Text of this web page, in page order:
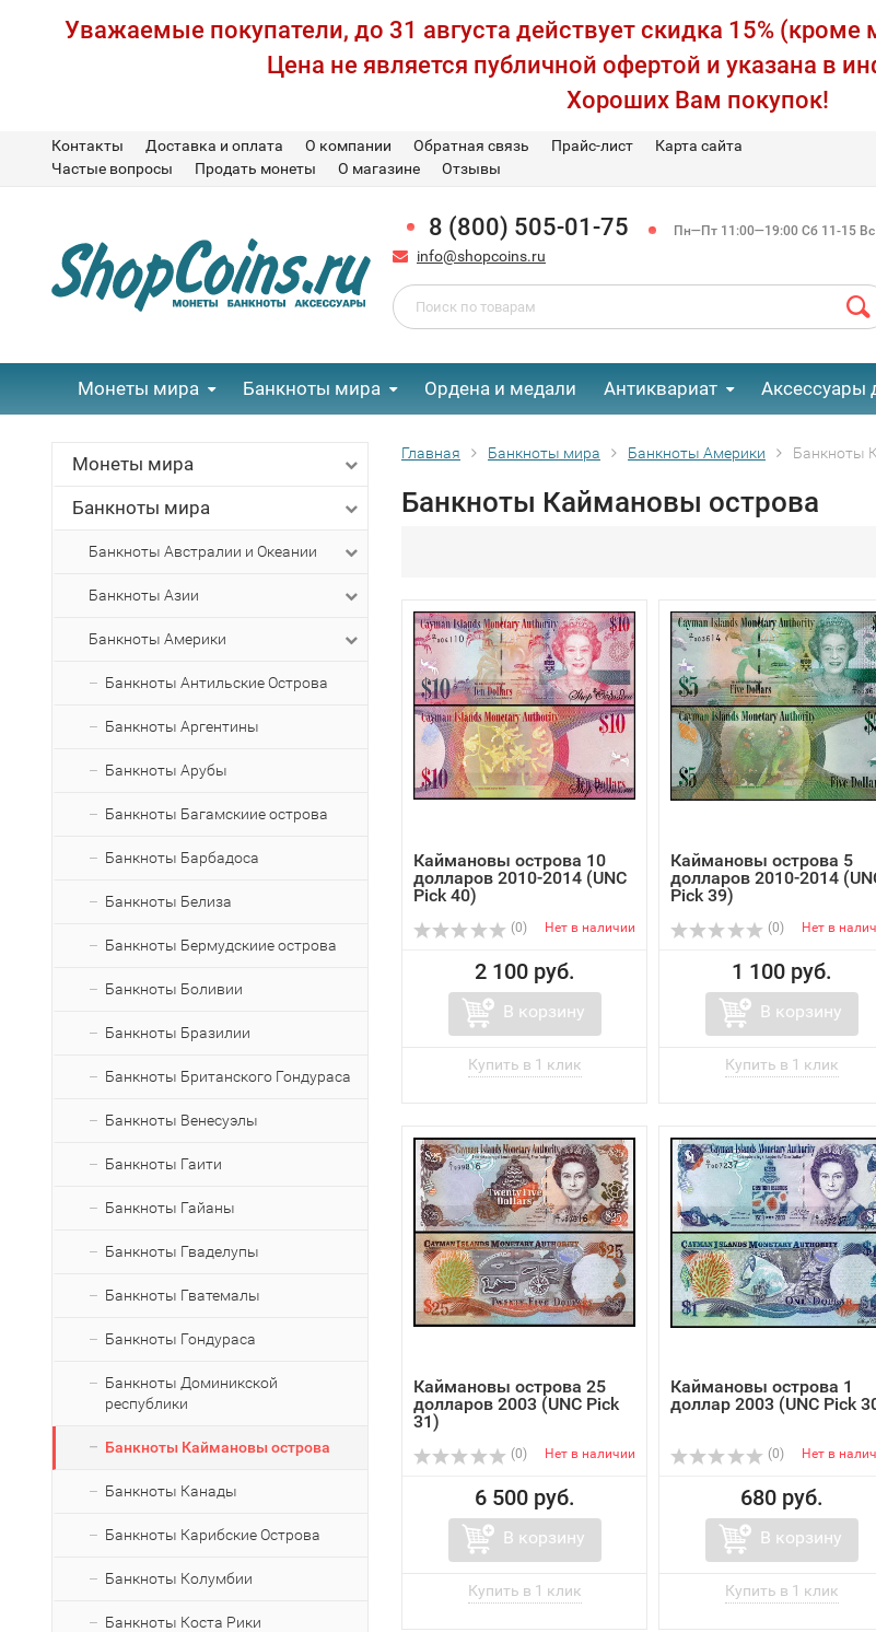
Уважаемые покупатели, до 31 августа действует скидка 15% (кроме
Цена не является публичной офертой и указана в
Хороших Вам покупок!
Контакты Доставка и оплата О компании Обратная связь Прайс-лист
Карта сайта
Частые вопросы
Продать монеты О магазине Отзывы
8 (800) 505-01-75 Пн—Пт 11:00—19:00 Сб 11-15
info@shopcoins.ru
Монеты мира Банкноты мира Ордена и медали Антиквариат Аксессуары
Монеты мира
Банкноты мира
Банкноты Австралии и Океании
Банкноты Азии
Банкноты Америки
Банкноты Антильские Острова
Банкноты Аргентины
Банкноты Арубы
Банкноты Багамскиие острова
Банкноты Барбадоса
Банкноты Белиза
Банкноты Бермудскиие острова
Банкноты Боливии
Банкноты Бразилии
Банкноты Британского Гондураса
Банкноты Венесуэлы
Банкноты Гаити
Банкноты Гайаны
Банкноты Гваделупы
Банкноты Гватемалы
Банкноты Гондураса
Банкноты Доминикской
республики
Банкноты Каймановы острова
Банкноты Канады
Банкноты Карибские Острова
Банкноты Колумбии
Банкноты Коста Рики
Главная Банкноты мира Банкноты Америки Банкноты
Банкноты Каймановы острова
Каймановы острова 10
долларов 2010-2014 (UNC
Pick 40)
(0) Нет в наличии
2 100 руб.
В корзину
Каймановы острова 5
долларов 2010-2014
Pick 39)
(0) Нет в
1 100 руб.
В корзину
Каймановы острова 25
долларов 2003 (UNC Pick
31)
(0) Нет в наличии
6 500 руб.
В корзину
Каймановы острова 1
доллар 2003 (UNC Pick
(0) Нет в
680 руб.
В корзину